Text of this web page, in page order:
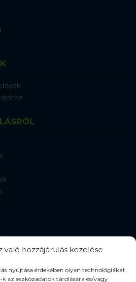
való hozzájárulás kezelése
nyújtása érdekében olyan technológiákat
az eszközadatok tárolására és/vagy